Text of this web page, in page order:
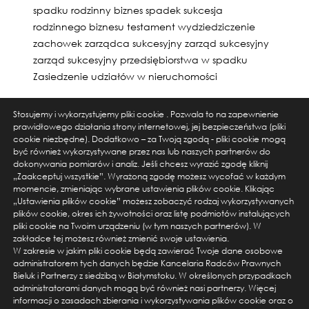
spadku rodzinny biznes spadek sukcesja
rodzinnego biznesu testament wydziedziczenie
zachowek zarządca sukcesyjny zarząd sukcesyjny
zarząd sukcesyjny przedsiębiorstwa w spadku
Zasiedzenie udziałów w nieruchomości
ul. Warszawska 14 lok. 3, 15-063 Białystok
tel. +48 856674550, email: kancelaria@bieluk.pl
ul. Karolkowa 28/114, 01-207 Warszawa
tel. +48 666555454, email: kancelaria@bieluk.pl
Stosujemy i wykorzystujemy pliki cookie . Pozwala to na zapewnienie
prawidłowego działania strony internetowej, jej bezpieczeństwa (pliki
cookie niezbędne). Dodatkowo – za Twoją zgodą - pliki cookie mogą
być również wykorzystywane przez nas lub naszych partnerów do
dokonywania pomiarów i analiz. Jeśli chcesz wyrazić zgodę kliknij
„Zaakceptuj wszystkie”. Wyrażoną zgodę możesz wycofać w każdym
momencie, zmieniając wybrane ustawienia plików cookie. Klikając
„Ustawienia plików cookie” możesz zobaczyć rodzaj wykorzystywanych
plików cookie, okres ich żywotności oraz listę podmiotów instalujących
pliki cookie na Twoim urządzeniu (w tym naszych partnerów). W
zakładce tej możesz również zmienić swoje ustawienia.
W zakresie w jakim pliki cookie będą zawierać Twoje dane osobowe
administratorem tych danych będzie Kancelaria Radców Prawnych
Bieluk i Partnerzy z siedzibą w Białymstoku. W określonych przypadkach
administratorami danych mogą być również nasi partnerzy. Więcej
informacji o zasadach zbierania i wykorzystywania plików cookie oraz o